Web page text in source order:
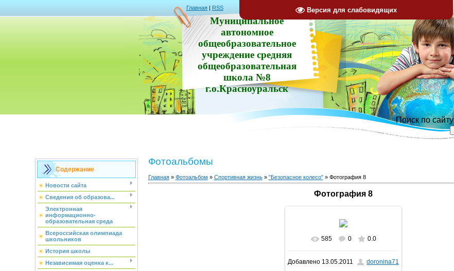
Версия для слабовидящих
Главная | RSS
Муниципальное
автономное
общеобразовательное
учреждение средняя
общеобразовательная
школа №8
г.о.Красноуральск
Поиск по сайту
Содержание
Новости сайта
Сведения об образова...
Электронная
информационно-
образовательная среда
Всероссийская олимпиада
школьников
История школы
Независимая оценка к...
Фотоальбомы
Главная» Фотоальбом » Спортивная жизнь» "Безопасное колесо"» Фотография 8
Фотография 8
В реальном размере
1600x1200/ 236.4Kb
585 0 0.0
Добавлено 13.05.2011 doronina71